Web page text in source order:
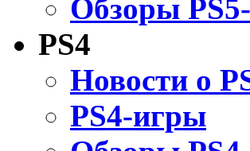
Обзоры
PS4
Новости о
PS4-игры